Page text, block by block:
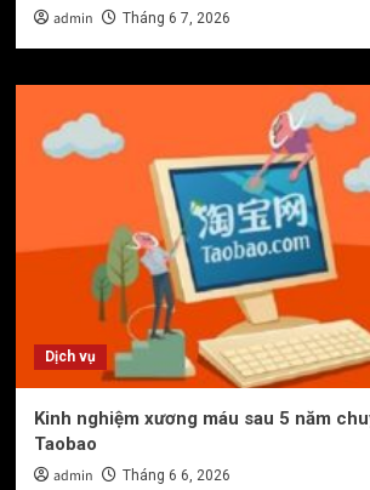
admin Tháng 6 7, 2026
Dịch vụ
Kinh nghiệm xương máu sau 5 năm
Taobao
admin Tháng 6 6, 2026